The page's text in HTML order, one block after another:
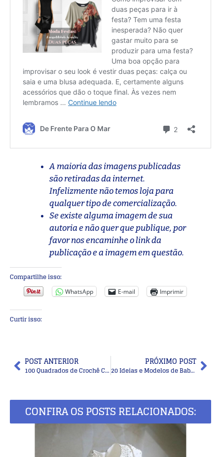
A maioria das imagens publicadas
são retiradas da internet.
Infelizmente não temos loja para
qualquer tipo de comercialização.
Se existe alguma imagem de sua
autoria e não quer que publique, por
favor nos encaminhe o link da
publicação e a imagem em questão.
Compartilhe isso:
WhatsApp E-mail Imprimir
Curtir isso:
POST ANTERIOR
100 Quadrados de Crochê Com Gráfico Parte 3
PRÓXIMO POST
20 Ideias e Modelos de Babador de Crochê
CONFIRA OS POSTS RELACIONADOS: